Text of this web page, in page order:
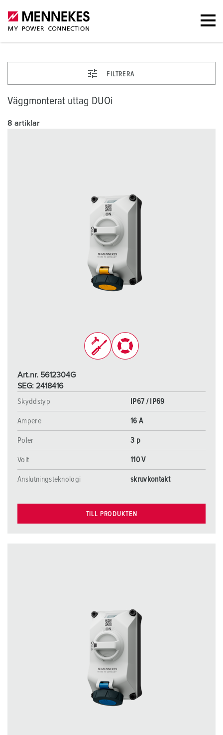
FILTRERA
Väggmonterat uttag DUOi
8 artiklar
Art.nr. 5612304G
SEG: 2418416
Skyddstyp
IP67 / IP69
Ampere 16 A
Poler 3 p
Volt 110 V
Anslutningsteknologi skruvkontakt
TILL PRODUKTEN